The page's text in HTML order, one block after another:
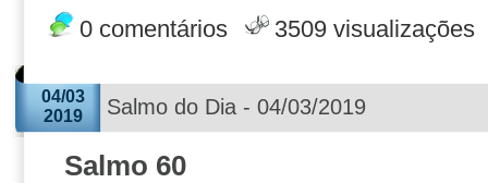
0 comentários 3509 visualizações
04/03
2019
Salmo do Dia - 04/03/2019
Salmo 60